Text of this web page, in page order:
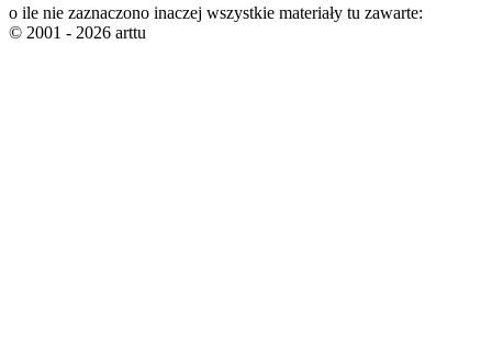
o ile nie zaznaczono inaczej wszystkie materiały tu zawarte:
© 2001 - 2026 arttu